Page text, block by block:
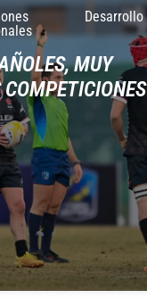
Desarrollo
MUY